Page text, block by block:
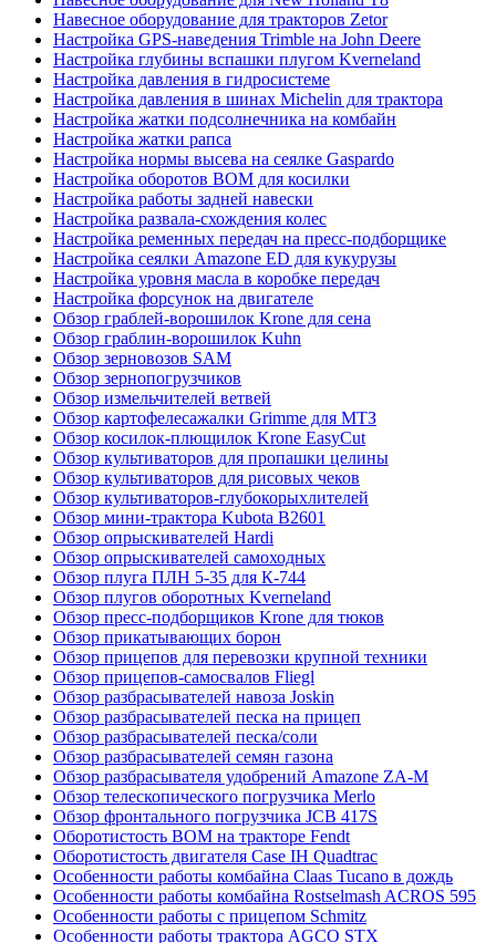
Навесное оборудование для тракторов Zetor
Настройка GPS-наведения Trimble на John Deere
Настройка глубины вспашки плугом Kverneland
Настройка давления в гидросистеме
Настройка давления в шинах Michelin для трактора
Настройка жатки подсолнечника на комбайн
Настройка жатки рапса
Настройка нормы высева на сеялке Gaspardo
Настройка оборотов ВОМ для косилки
Настройка работы задней навески
Настройка развала-схождения колес
Настройка ременных передач на пресс-подборщике
Настройка сеялки Amazone ED для кукурузы
Настройка уровня масла в коробке передач
Настройка форсунок на двигателе
Обзор граблей-ворошилок Krone для сена
Обзор граблин-ворошилок Kuhn
Обзор зерновозов SAM
Обзор зернопогрузчиков
Обзор измельчителей ветвей
Обзор картофелесажалки Grimme для МТЗ
Обзор косилок-плющилок Krone EasyCut
Обзор культиваторов для пропашки целины
Обзор культиваторов для рисовых чеков
Обзор культиваторов-глубокорыхлителей
Обзор мини-трактора Kubota B2601
Обзор опрыскивателей Hardi
Обзор опрыскивателей самоходных
Обзор плуга ПЛН 5-35 для К-744
Обзор плугов оборотных Kverneland
Обзор пресс-подборщиков Krone для тюков
Обзор прикатывающих борон
Обзор прицепов для перевозки крупной техники
Обзор прицепов-самосвалов Fliegl
Обзор разбрасывателей навоза Joskin
Обзор разбрасывателей песка на прицеп
Обзор разбрасывателей песка/соли
Обзор разбрасывателей семян газона
Обзор разбрасывателя удобрений Amazone ZA-M
Обзор телескопического погрузчика Merlo
Обзор фронтального погрузчика JCB 417S
Оборотистость ВОМ на тракторе Fendt
Оборотистость двигателя Case IH Quadtrac
Особенности работы комбайна Claas Tucano в дождь
Особенности работы комбайна Rostselmash ACROS 595
Особенности работы с прицепом Schmitz
Особенности работы трактора AGCO STX